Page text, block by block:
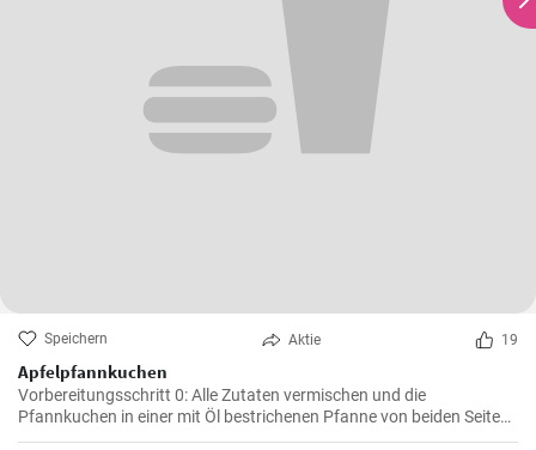
Speichern Aktie 19
Apfelpfannkuchen
Vorbereitungsschritt 0: Alle Zutaten vermischen und die
Pfannkuchen in einer mit Öl bestrichenen Pfanne von beiden Seiten
braten.